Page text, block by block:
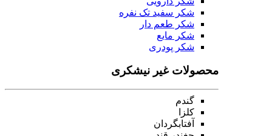
شکر سفید تک نفره
شکر طعم دار
شکر مایع
شکر پودری
محصولات غیر نیشکری
گندم
کلزا
آفتابگردان